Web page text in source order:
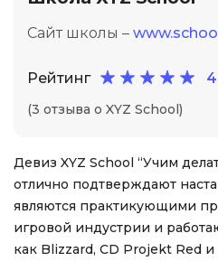
Сайт школы –
Рейтинг
(3 отзыва о XYZ School)
Девиз XYZ School “Учим
отлично подтверждают
являются практикующими
игровой индустрии и
как Blizzard, CD Projekt Red и